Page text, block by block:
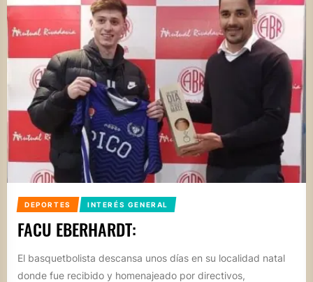
DEPORTES INTERÉS GENERAL
FACU EBERHARDT:
El basquetbolista descansa unos días en su localidad natal
donde fue recibido y homenajeado por directivos,